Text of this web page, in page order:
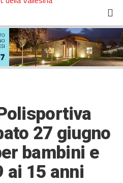
27 giugno
bambini e
ai 15 anni